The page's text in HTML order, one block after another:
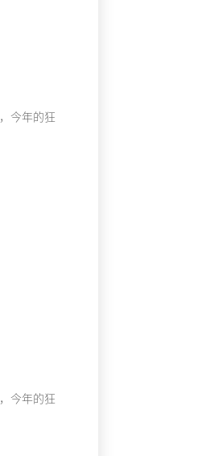
今年的狂
今年的狂